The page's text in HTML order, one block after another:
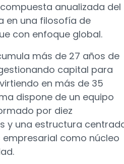
anualizada del
en una filosofía de
con enfoque global.
más de 27 años de
capital para
en más de 35
dispone de un equipo
por diez
y una estructura
empresarial como núcleo